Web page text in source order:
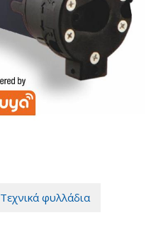
Τεχνικά φυλλάδια